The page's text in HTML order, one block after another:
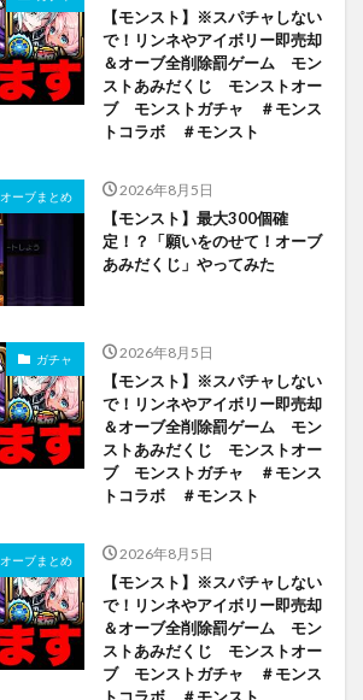
【モンスト】※スパチャしない
で！リンネやアイボリー即売却
＆オーブ全削除罰ゲーム モン
ストあみだくじ モンストオー
ブ モンストガチャ ＃モンス
トコラボ ＃モンスト
オーブまとめ 2026年8月5日
【モンスト】最大300個確
定！？「願いをのせて！オーブ
あみだくじ」やってみた
ガチャ 2026年8月5日
【モンスト】※スパチャしない
で！リンネやアイボリー即売却
＆オーブ全削除罰ゲーム モン
ストあみだくじ モンストオー
ブ モンストガチャ ＃モンス
トコラボ ＃モンスト
オーブまとめ 2026年8月5日
【モンスト】※スパチャしない
で！リンネやアイボリー即売却
＆オーブ全削除罰ゲーム モン
ストあみだくじ モンストオー
ブ モンストガチャ ＃モンス